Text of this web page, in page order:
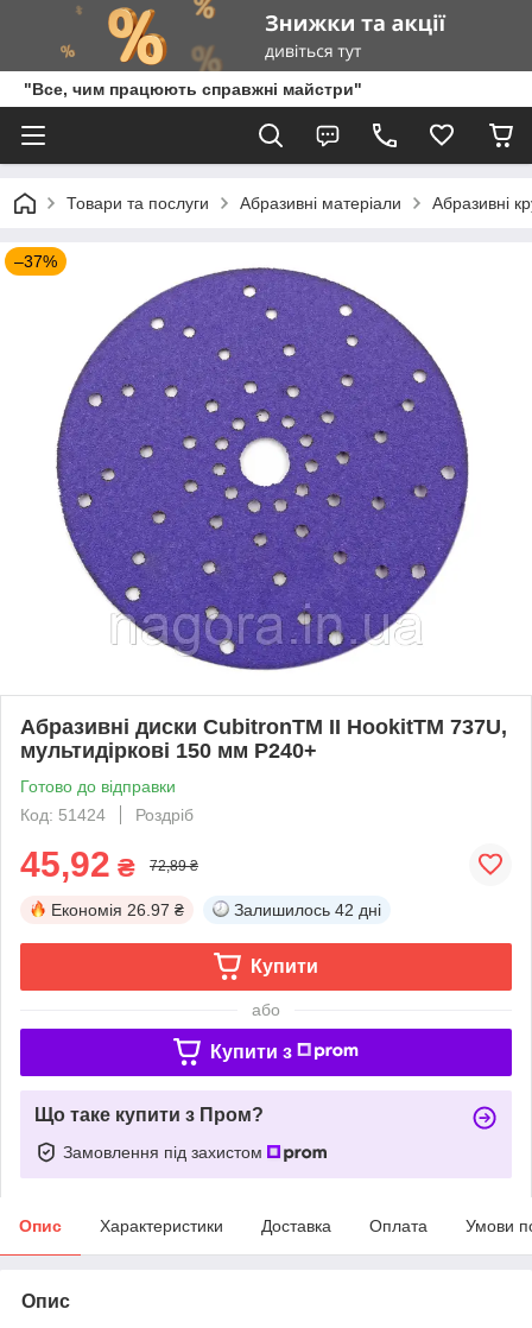
"Все, чим працюють справжні майстри"
Товари та послуги Абразивні матеріали Абразивні
–37%
Абразивні диски CubitronTM II HookitTM 737U,
мультидіркові 150 мм P240+
Готово до відправки
Код: 51424
Роздріб
45,92 ₴ 72,89 ₴
Економія 26.97 ₴ Залишилось 42 дні
Купити
або
Купити з
Що таке купити з Пром?
Замовлення під захистом
Опис Характеристики Доставка Оплата Умови
Опис